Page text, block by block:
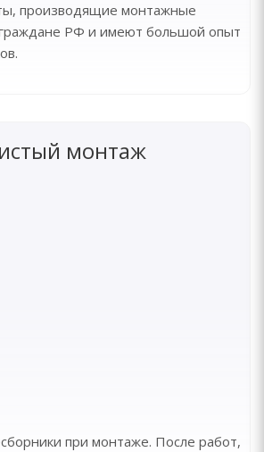
производящие монтажные
РФ и имеют большой опыт
монтаж
при монтаже. После работ,